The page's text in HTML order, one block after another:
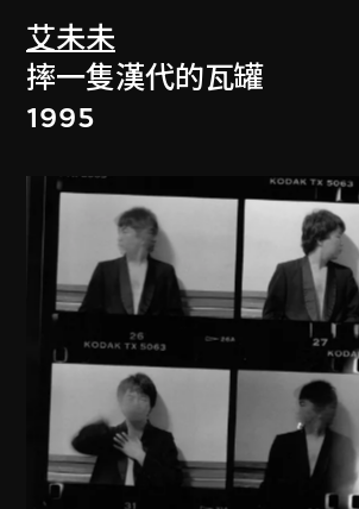
艾未未
摔一隻漢代的瓦罐
1995